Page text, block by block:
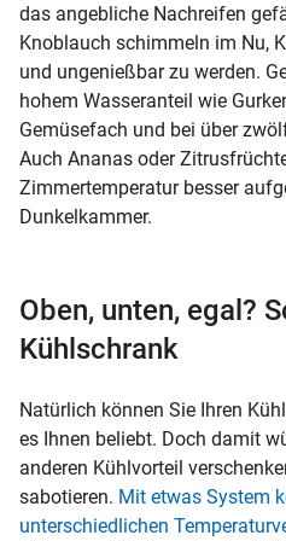
das angebliche Nachreifen
Knoblauch schimmeln im Nu,
und ungenießbar zu werden.
hohem Wasseranteil wie
Gemüsefach und bei über
Auch Ananas oder
Zimmertemperatur besser
Dunkelkammer.
Oben, unten, egal?
Kühlschrank
Natürlich können Sie Ihren
es Ihnen beliebt. Doch damit
anderen Kühlvorteil
sabotieren. Mit etwas System
unterschiedlichen